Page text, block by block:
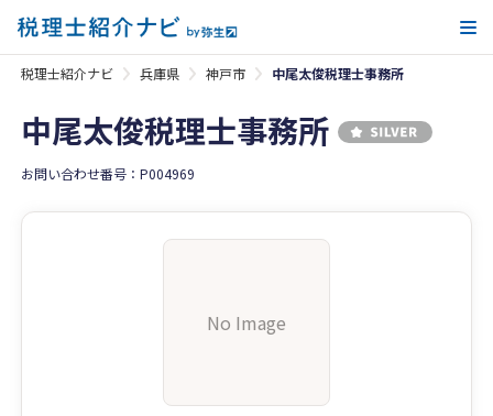
税理士紹介ナビ 兵庫県 神戸市 中尾太俊税理士事務所
中尾太俊税理士事務所
お問い合わせ番号：P004969
No Image